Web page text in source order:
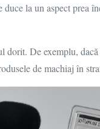
la un aspect prea
dorit. De exemplu,
de machiaj în